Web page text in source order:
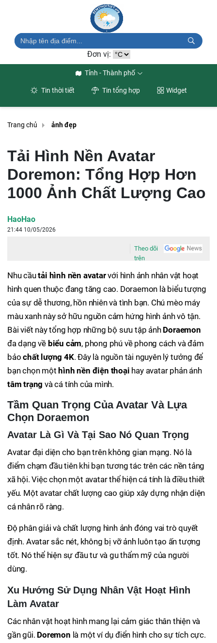
Đơn vị:
Tỉnh - Thành phố
Tin thời tiết Tin tổng hợp Widget
Trang chủ ảnh đẹp
Tải Hình Nền Avatar
Doremon: Tổng Hợp Hơn
1000 Ảnh Chất Lượng Cao
HaoHao
21:44 10/05/2026
Theo dõi
trên
Nhu cầutải hình nền avatarvới hình ảnh nhân vật hoạt
hình quen thuộc đang tăng cao. Doraemon là biểu tượng
của sự dễ thương, hồn nhiên và tình bạn. Chú mèo máy
màu xanh này sở hữu nguồn cảm hứng hình ảnh vô tận.
Bài viết này tổng hợp những bộ sưu tập ảnh Doraemon
đa dạng về biểu cảm, phong phú về phong cách và đảm
bảochất lượng 4K. Đây là nguồn tài nguyên lý tưởng để
bạn chọn một hình nền điện thoại hay avatar phản ánh
tâm trạng và cá tính của mình.
Tầm Quan Trọng Của Avatar Và Lựa
Chọn Doraemon
Avatar Là Gì Và Tại Sao Nó Quan Trọng
Avatar đại diện cho bạn trên không gian mạng. Nó là
điểm chạm đầu tiên khi bạn tương tác trên các nền tảng
xã hội. Việc chọn một avatar thể hiện cá tính là điều thiết
yếu. Một avatar chất lượng cao giúp xây dựng nhận diện
cá nhân rõ ràng.
Độ phân giải và chất lượng hình ảnh đóng vai trò quyết
định. Avatar sắc nét, không bị vỡ ảnh luôn tạo ấn tượng
tốt. Nó thể hiện sự đầu tư và gu thẩm mỹ của người
dùng.
Xu Hướng Sử Dụng Nhân Vật Hoạt Hình
Làm Avatar
Các nhân vật hoạt hình mang lại cảm giác thân thiện và
gần gũi. Doremon là một ví dụ điển hình cho sự tích cực.